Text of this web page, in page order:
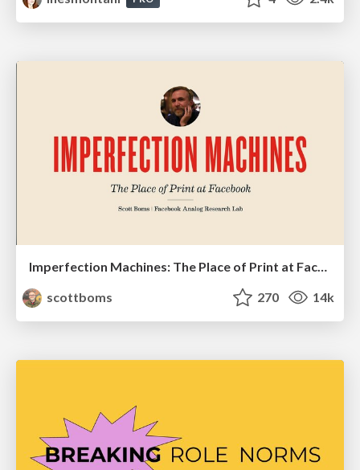
Imperfection Machines: The Place of Print at Facebook
scottboms
270 14k